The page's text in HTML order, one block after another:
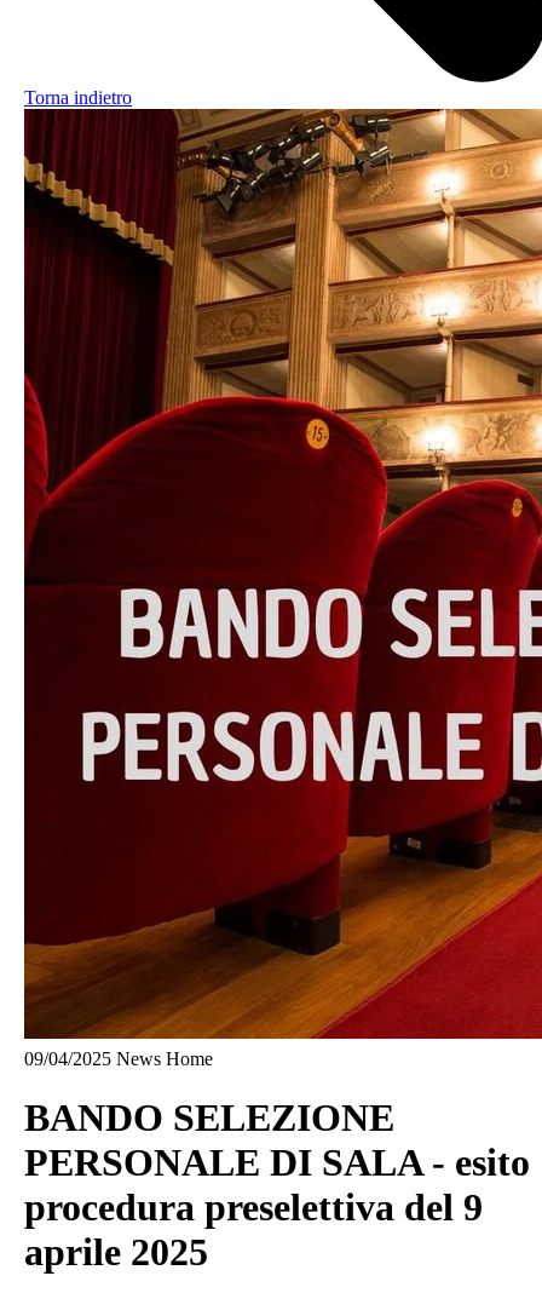
Torna indietro
09/04/2025 News Home
BANDO SELEZIONE
PERSONALE DI SALA - esito
procedura preselettiva del 9
aprile 2025